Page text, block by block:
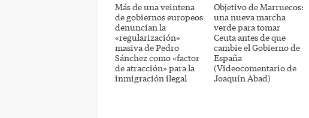
Más de una veintena
de gobiernos europeos
denuncian la
«regularización»
masiva de Pedro
Sánchez como «factor
de atracción» para la
inmigración ilegal
Objetivo de Marruecos:
una nueva marcha
verde para tomar
Ceuta antes de que
cambie el Gobierno de
España
(Videocomentario de
Joaquín Abad)